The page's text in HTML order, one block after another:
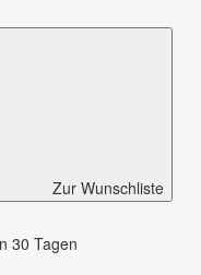
Zur Wunschliste
30 Tagen